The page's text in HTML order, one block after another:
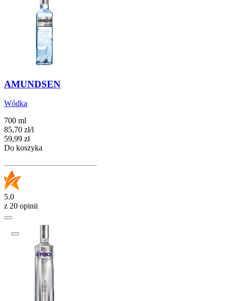
AMUNDSEN
Wódka
700 ml
85,70 zł/l
Cena
59,99 zł
Do koszyka
5.0
z 20 opinii